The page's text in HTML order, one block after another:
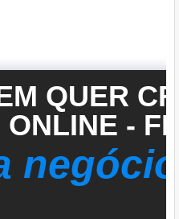
QUER
ONLINE -
negócio